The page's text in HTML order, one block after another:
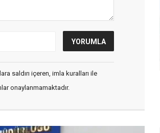
saldırı içeren, imla kuralları ile
onaylanmamaktadır.